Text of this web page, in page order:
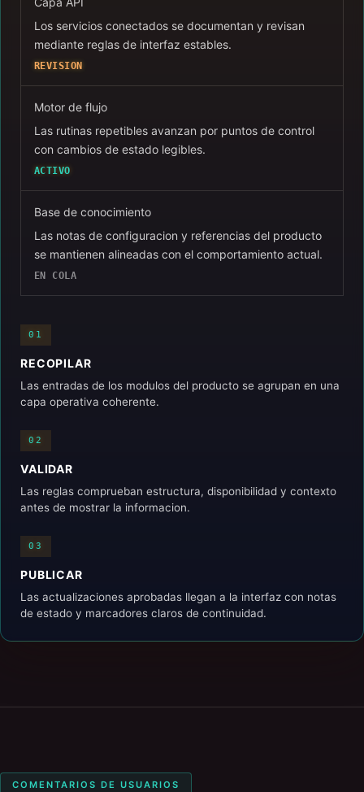
Los servicios conectados se documentan y revisan
mediante reglas de interfaz estables.
REVISION
Motor de flujo
Las rutinas repetibles avanzan por puntos de control
con cambios de estado legibles.
ACTIVO
Base de conocimiento
Las notas de configuracion y referencias del producto
se mantienen alineadas con el comportamiento actual.
EN COLA
01
RECOPILAR
Las entradas de los modulos del producto se agrupan en una
capa operativa coherente.
02
VALIDAR
Las reglas comprueban estructura, disponibilidad y contexto
antes de mostrar la informacion.
03
PUBLICAR
Las actualizaciones aprobadas llegan a la interfaz con notas
de estado y marcadores claros de continuidad.
COMENTARIOS DE USUARIOS